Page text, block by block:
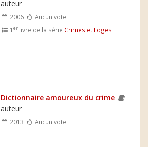
auteur
2006
Aucun vote
1er livre de la série Crimes et Loges
Dictionnaire amoureux du crime
auteur
2013 Aucun vote